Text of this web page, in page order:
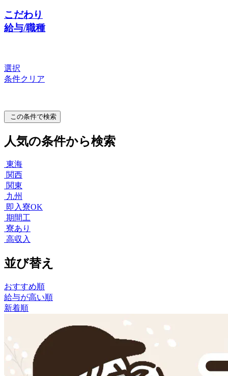
こだわり
給与/職種
選択
条件クリア
この条件で検索
人気の条件から検索
東海
関西
関東
九州
即入寮OK
期間工
寮あり
高収入
並び替え
おすすめ順
給与が高い順
新着順